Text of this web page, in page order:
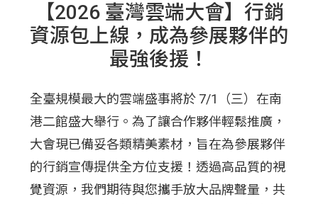
【2026 臺灣雲端大會】行銷
資源包上線，成為參展夥伴的
最強後援！
全臺規模最大的雲端盛事將於 7/1（三）在南
港二館盛大舉行。為了讓合作夥伴輕鬆推廣，
大會現已備妥各類精美素材，旨在為參展夥伴
的行銷宣傳提供全方位支援！透過高品質的視
覺資源，我們期待與您攜手放大品牌聲量，共